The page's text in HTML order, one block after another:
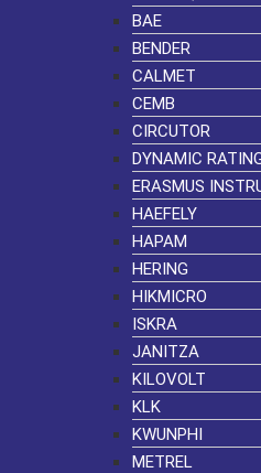
BAE
BENDER
CALMET
CEMB
CIRCUTOR
DYNAMIC
ERASMUS
HAEFELY
HAPAM
HERING
HIKMICRO
ISKRA
JANITZA
KILOVOLT
KLK
KWUNPHI
METREL